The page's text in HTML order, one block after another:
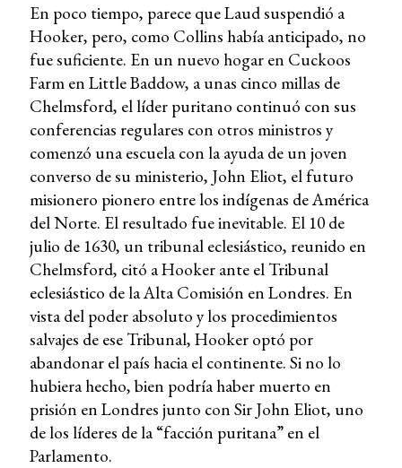
En poco tiempo, parece que Laud suspendió a
Hooker, pero, como Collins había anticipado, no
fue suficiente. En un nuevo hogar en Cuckoos
Farm en Little Baddow, a unas cinco millas de
Chelmsford, el líder puritano continuó con sus
conferencias regulares con otros ministros y
comenzó una escuela con la ayuda de un joven
converso de su ministerio, John Eliot, el futuro
misionero pionero entre los indígenas de América
del Norte. El resultado fue inevitable. El 10 de
julio de 1630, un tribunal eclesiástico, reunido en
Chelmsford, citó a Hooker ante el Tribunal
eclesiástico de la Alta Comisión en Londres. En
vista del poder absoluto y los procedimientos
salvajes de ese Tribunal, Hooker optó por
abandonar el país hacia el continente. Si no lo
hubiera hecho, bien podría haber muerto en
prisión en Londres junto con Sir John Eliot, uno
de los líderes de la “facción puritana” en el
Parlamento.